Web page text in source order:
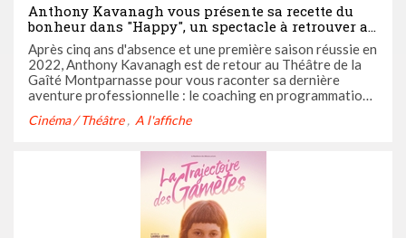
Anthony Kavanagh vous présente sa recette du
bonheur dans "Happy", un spectacle à retrouver au
Théâtre de la Gaité Montparnasse jusqu'au 1er
juillet
Après cinq ans d'absence et une première saison réussie en
2022, Anthony Kavanagh est de retour au Théâtre de la
Gaîté Montparnasse pour vous raconter sa dernière
aventure professionnelle : le coaching en programmation
"Happy" à coup sûr.
Cinéma / Théâtre A l'affiche